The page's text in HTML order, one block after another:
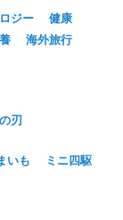
ジー
健康
海外旅行
刃
いも
ミニ四駆